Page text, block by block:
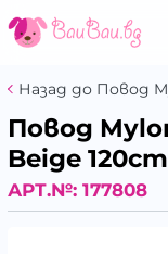
Назад до Повод
Повод
Beige
АРТ.№: 177808